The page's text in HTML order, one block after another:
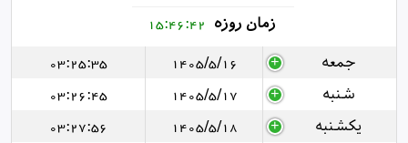
زمان روزه 15:46:42
جمعه 1405/5/16
03:25:35
شنبه
1405/5/17
03:26:45
یکشنبه
1405/5/18
03:27:56